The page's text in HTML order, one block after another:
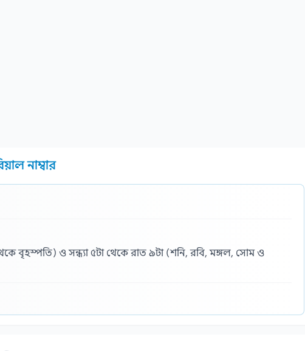
নাম্বার
বৃহস্পতি) ও সন্ধ্যা ৫টা থেকে রাত ৯টা (শনি, রবি, মঙ্গল, সোম ও